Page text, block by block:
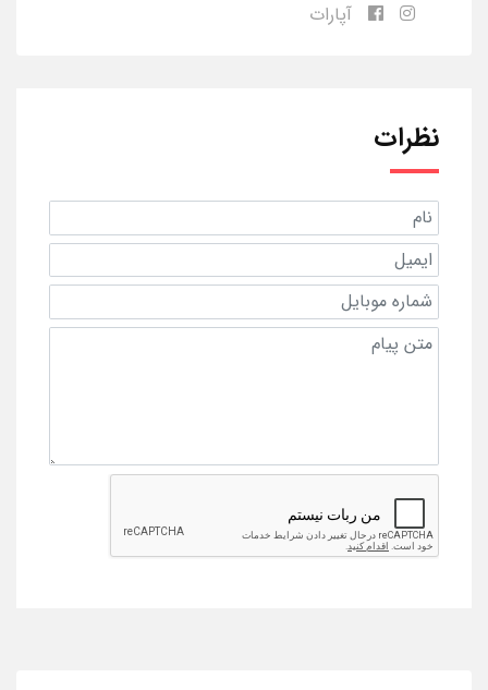
آپارات
نظرات